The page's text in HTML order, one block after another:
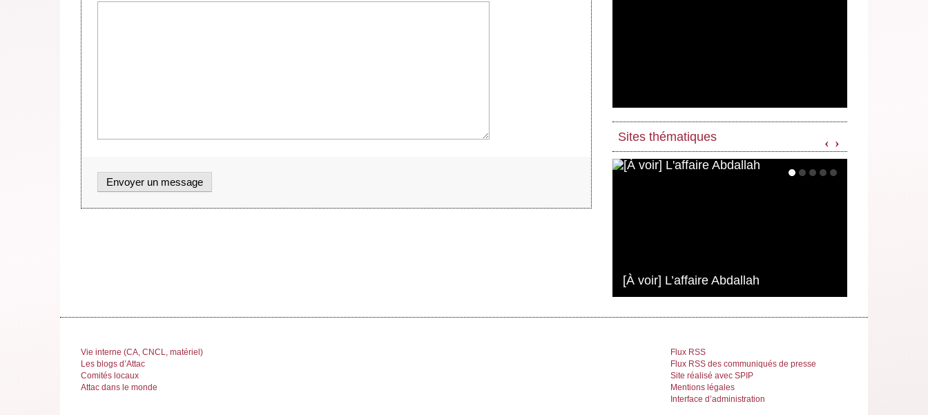
Sites thématiques
[À voir] L’affaire Abdallah
‹ ›
Vie interne (CA, CNCL, matériel)
Les blogs d’Attac
Comités locaux
Attac dans le monde
Flux RSS
Flux RSS des communiqués de presse
Site réalisé avec SPIP
Mentions légales
Interface d’administration